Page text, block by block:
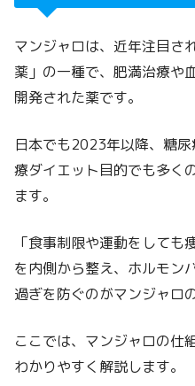
マンジャロは、近年注目さ
薬」の一種で、肥満治療や
開発された薬です。
日本でも2023年以降、糖
療ダイエット目的でも多く
ます。
「食事制限や運動をして
を内側から整え、ホルモン
過ぎを防ぐのがマンジャロ
ここでは、マンジャロの仕
わかりやすく解説します。